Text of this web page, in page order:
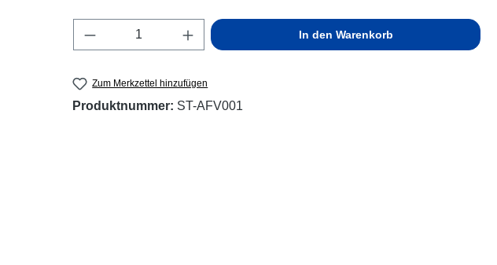
Produkt Anzahl: Gib den gewünschten Wert ein
In den Warenkorb
Zum Merkzettel hinzufügen
Produktnummer: ST-AFV001